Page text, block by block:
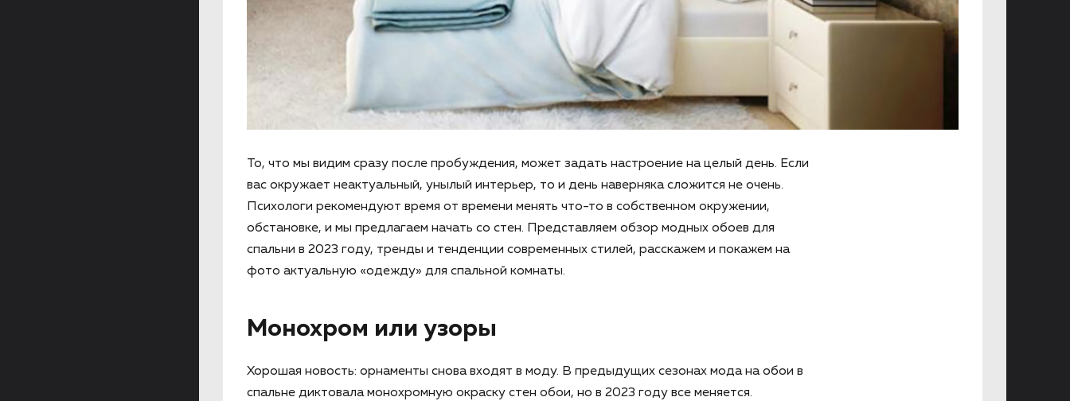
То, что мы видим сразу после пробуждения, может задать настроение на целый день. Если
вас окружает неактуальный, унылый интерьер, то и день наверняка сложится не очень.
Психологи рекомендуют время от времени менять что-то в собственном окружении,
обстановке, и мы предлагаем начать со стен. Представляем обзор модных обоев для
спальни в 2023 году, тренды и тенденции современных стилей, расскажем и покажем на
фото актуальную «одежду» для спальной комнаты.
Монохром или узоры
Хорошая новость: орнаменты снова входят в моду. В предыдущих сезонах мода на обои в
спальне диктовала монохромную окраску стен обои, но в 2023 году все меняется.